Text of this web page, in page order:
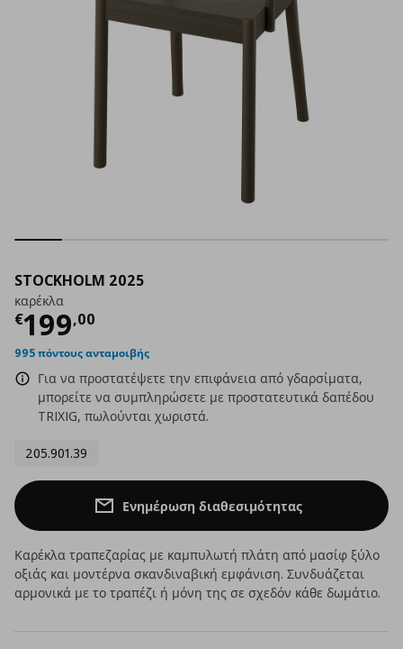
STOCKHOLM 2025
καρέκλα
€199,00
Τρέχουσα τιμή
995 πόντους ανταμοιβής
Για να προστατέψετε την επιφάνεια από γδαρσίματα,
μπορείτε να συμπληρώσετε με προστατευτικά δαπέδου
TRIXIG, πωλούνται χωριστά.
205.901.39
Ενημέρωση διαθεσιμότητας
Καρέκλα τραπεζαρίας με καμπυλωτή πλάτη από μασίφ ξύλο
οξιάς και μοντέρνα σκανδιναβική εμφάνιση. Συνδυάζεται
αρμονικά με το τραπέζι ή μόνη της σε σχεδόν κάθε δωμάτιο.